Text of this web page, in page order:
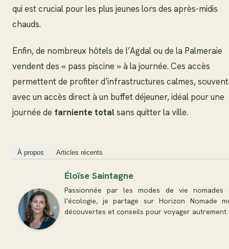
qui est crucial pour les plus jeunes lors des après-midis
chauds.
Enfin, de nombreux hôtels de l’Agdal ou de la Palmeraie
vendent des « pass piscine » à la journée. Ces accès
permettent de profiter d’infrastructures calmes, souvent
avec un accès direct à un buffet déjeuner, idéal pour une
journée de farniente totalsans quitter la ville.
À propos Articles récents
Éloïse Saintagne
Passionnée par les modes de vie nomades
l'écologie, je partage sur Horizon Nomade
découvertes et conseils pour voyager autrement.